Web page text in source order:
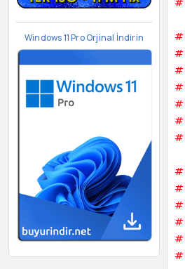
Windows 11 Pro Orjinal İndirin
#
#
#
#
#
#
#
#
#
#
#
#
#
#